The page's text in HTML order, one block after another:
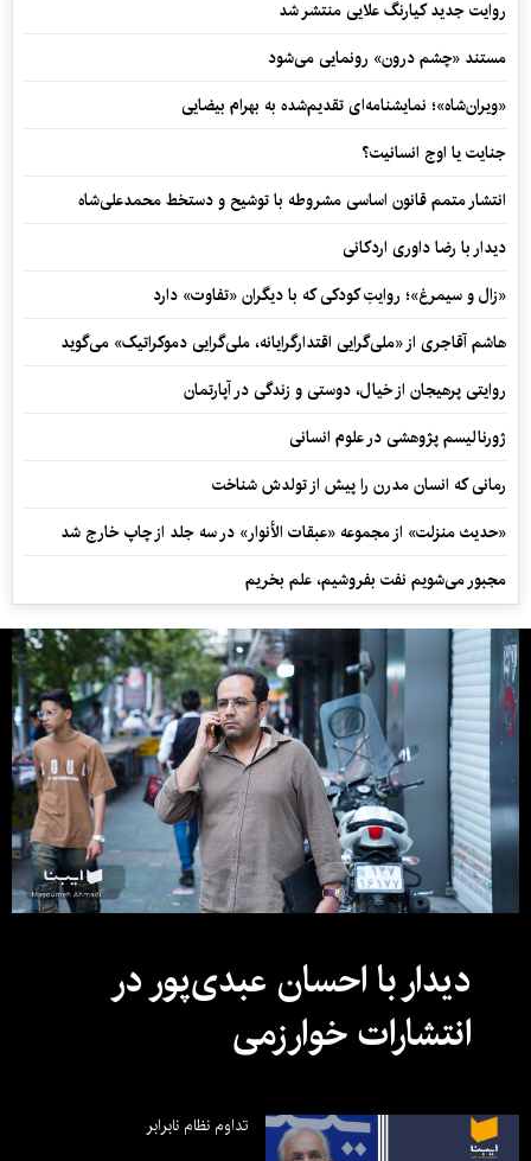
روایت جدید کیارنگ علایی منتشر شد
مستند «چشم درون» رونمایی می‌شود
«ویران‌شاه»؛ نمایشنامه‌ای تقدیم‌شده به بهرام بیضایی
جنایت یا اوج انسانیت؟
انتشار متمم قانون اساسی مشروطه با توشیح و دستخط محمدعلی‌شاه
دیدار با رضا داوری اردکانی
«زال و سیمرغ»؛ روایتِ کودکی که با دیگران «تفاوت» دارد
هاشم آقاجری از «ملی‌گرایی اقتدارگرایانه، ملی‌گرایی دموکراتیک» می‌گوید
روایتی پرهیجان از خیال، دوستی و زندگی در آپارتمان
ژورنالیسم پژوهشی در علوم انسانی
رمانی که انسان مدرن را پیش از تولدش شناخت
«حدیث منزلت» از مجموعه «عبقات الأنوار» در سه جلد از چاپ خارج شد
مجبور می‌شویم نفت بفروشیم، علم بخریم
دیدار با احسان عبدی‌پور در
انتشارات خوارزمی
تداوم نظام نابرابر